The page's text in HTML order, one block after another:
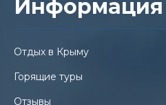
Информация
Отдых в Крыму
Горящие туры
Отзывы